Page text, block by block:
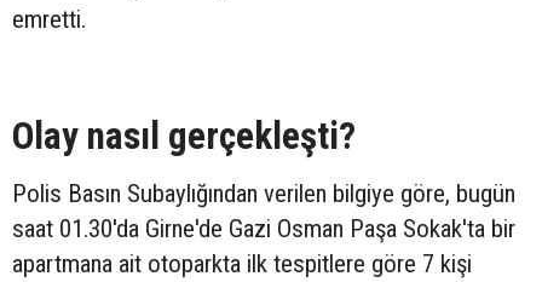
emretti.
Olay nasıl gerçekleşti?
Polis Basın Subaylığından verilen bilgiye göre, bugün
saat 01.30'da Girne'de Gazi Osman Paşa Sokak'ta bir
apartmana ait otoparkta ilk tespitlere göre 7 kişi